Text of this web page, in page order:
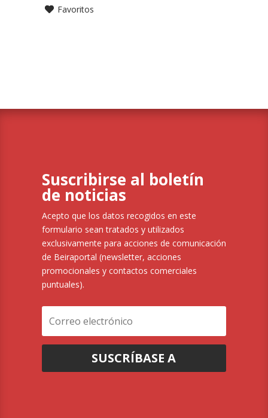
Favoritos
Suscribirse al boletín
de noticias
Acepto que los datos recogidos en este
formulario sean tratados y utilizados
exclusivamente para acciones de comunicación
de Beiraportal (newsletter, acciones
promocionales y contactos comerciales
puntuales).
SUSCRÍBASE A